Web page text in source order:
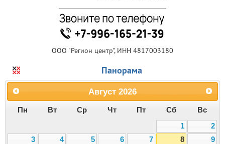
ООО "Регион центр", ИНН 4817003180
Панорама
Август 2026
Пн Вт Ср Чт Пт Сб
Вс
1
2
3
4 5 6 7 8
9